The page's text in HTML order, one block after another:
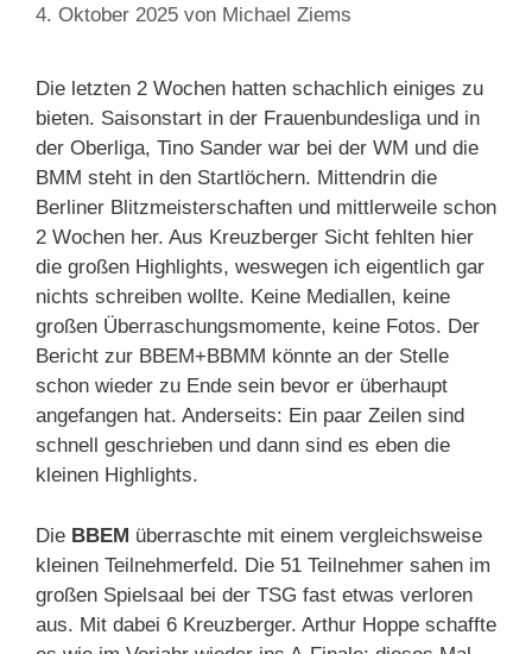
4. Oktober 2025 von Michael Ziems
Die letzten 2 Wochen hatten schachlich einiges zu
bieten. Saisonstart in der Frauenbundesliga und in
der Oberliga, Tino Sander war bei der WM und die
BMM steht in den Startlöchern. Mittendrin die
Berliner Blitzmeisterschaften und mittlerweile schon
2 Wochen her. Aus Kreuzberger Sicht fehlten hier
die großen Highlights, weswegen ich eigentlich gar
nichts schreiben wollte. Keine Mediallen, keine
großen Überraschungsmomente, keine Fotos. Der
Bericht zur BBEM+BBMM könnte an der Stelle
schon wieder zu Ende sein bevor er überhaupt
angefangen hat. Anderseits: Ein paar Zeilen sind
schnell geschrieben und dann sind es eben die
kleinen Highlights.
Die BBEM überraschte mit einem vergleichsweise
kleinen Teilnehmerfeld. Die 51 Teilnehmer sahen im
großen Spielsaal bei der TSG fast etwas verloren
aus. Mit dabei 6 Kreuzberger. Arthur Hoppe schaffte